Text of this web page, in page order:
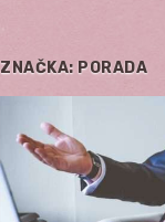
ZNAČKA: PORADA